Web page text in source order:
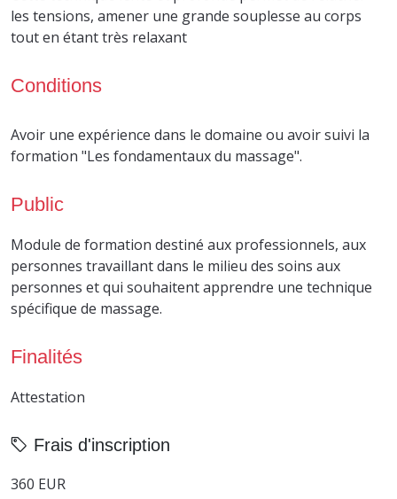
les tensions, amener une grande souplesse au corps
tout en étant très relaxant
Conditions
Avoir une expérience dans le domaine ou avoir suivi la
formation "Les fondamentaux du massage".
Public
Module de formation destiné aux professionnels, aux
personnes travaillant dans le milieu des soins aux
personnes et qui souhaitent apprendre une technique
spécifique de massage.
Finalités
Attestation
Frais d'inscription
360 EUR